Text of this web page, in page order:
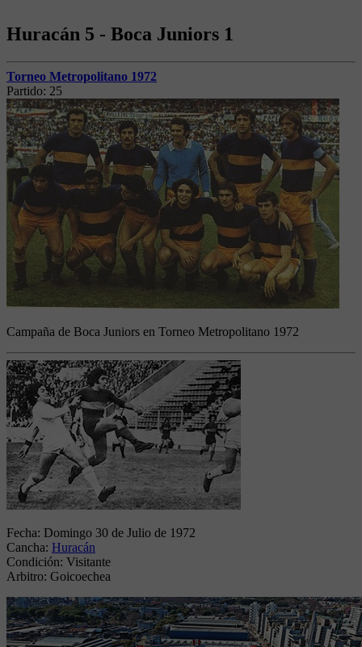
Huracán 5 - Boca Juniors 1
Torneo Metropolitano 1972
Partido: 25
Campaña de Boca Juniors en Torneo Metropolitano 1972
Fecha: Domingo 30 de Julio de 1972
Cancha: Huracán
Condición: Visitante
Arbitro: Goicoechea